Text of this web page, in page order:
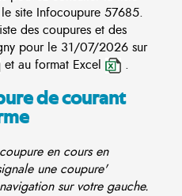
site Infocoupure 57685.
des coupures et des
pour le 31/07/2026 sur
et au format Excel .
de courant
en cours en
une coupure'
sur votre gauche.